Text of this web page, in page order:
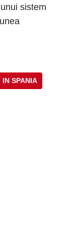
sistem
IN SPANIA